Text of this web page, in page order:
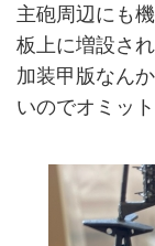
主砲周辺にも
板上に増設さ
加装甲版なん
いのでオミット